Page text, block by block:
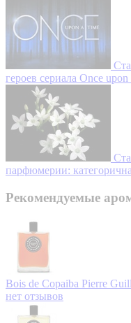
героев сериала Once upon
парфюмерии:
Рекомендуемые
Bois de Copaiba Pierre
нет отзывов